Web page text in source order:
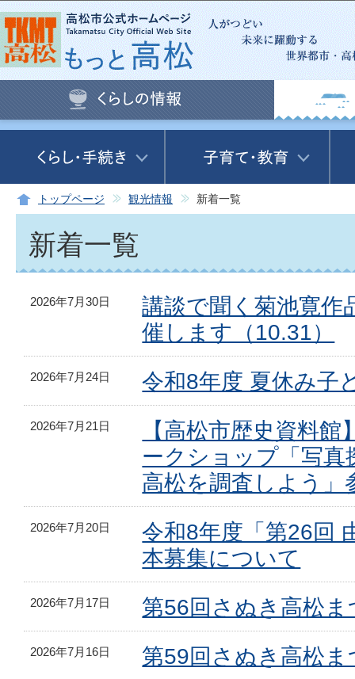
この
トップページ 観光情報 新着一覧
新着一覧
2026年7月30日
講談で聞く菊池寛作
催します（10.31）
2026年7月24日 令和8年度 夏休み子
2026年7月21日
【高松市歴史資料
ークショップ「写
高松を調査しよう」
2026年7月20日
令和8年度「第26回
本募集について
2026年7月17日 第56回さぬき高松
2026年7月16日 第59回さぬき高松